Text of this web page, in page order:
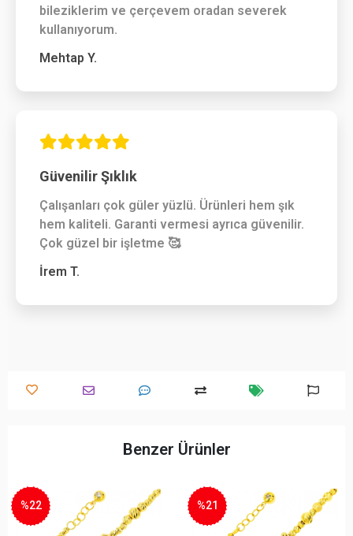
bileziklerim ve çerçevem oradan severek
kullanıyorum.
Mehtap Y.
Güvenilir Şıklık
Çalışanları çok güler yüzlü. Ürünleri hem şık
hem kaliteli. Garanti vermesi ayrıca güvenilir.
Çok güzel bir işletme 🥰
İrem T.
Benzer Ürünler
%22 %21